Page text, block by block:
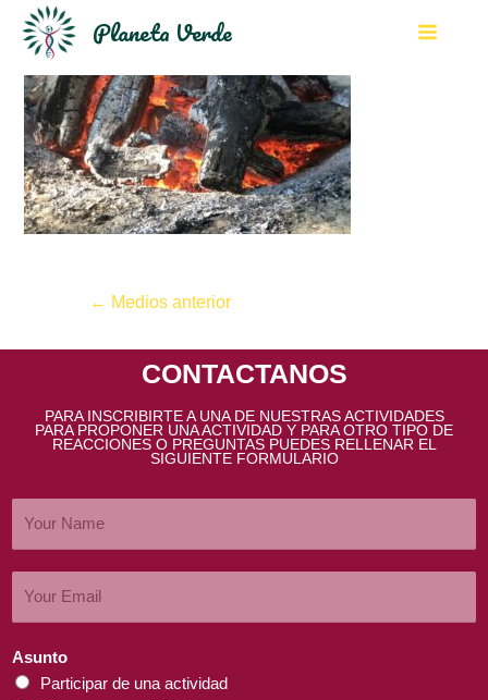
Planeta Verde
← Medios anterior
CONTACTANOS
PARA INSCRIBIRTE A UNA DE NUESTRAS ACTIVIDADES
PARA PROPONER UNA ACTIVIDAD Y PARA OTRO TIPO DE
REACCIONES O PREGUNTAS PUEDES RELLENAR EL
SIGUIENTE FORMULARIO
Asunto
Participar de una actividad